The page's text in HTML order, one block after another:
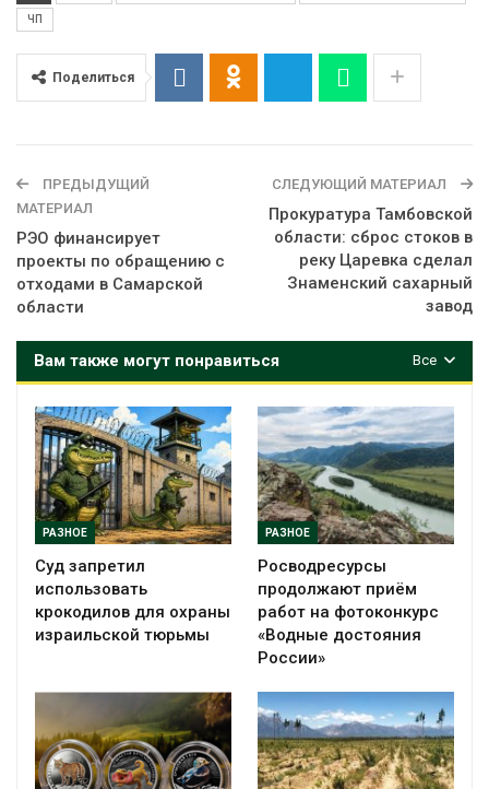
ЧП
Поделиться
ПРЕДЫДУЩИЙ
МАТЕРИАЛ
РЭО финансирует
проекты по обращению с
отходами в Самарской
области
СЛЕДУЮЩИЙ МАТЕРИАЛ
Прокуратура Тамбовской
области: сброс стоков в
реку Царевка сделал
Знаменский сахарный
завод
Все
Вам также могут понравиться
РАЗНОЕ
Суд запретил
использовать
крокодилов для охраны
израильской тюрьмы
РАЗНОЕ
Росводресурсы
продолжают приём
работ на фотоконкурс
«Водные достояния
России»